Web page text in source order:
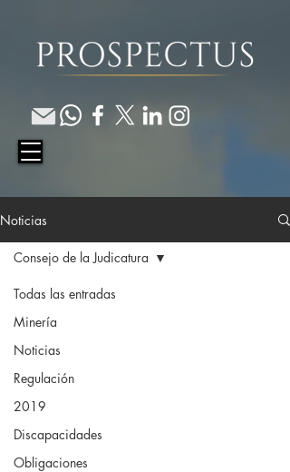
Noticias
Todas las entradas
Minería
Noticias
Regulación
2019
Discapacidades
Obligaciones
Consejo de la Judicatura